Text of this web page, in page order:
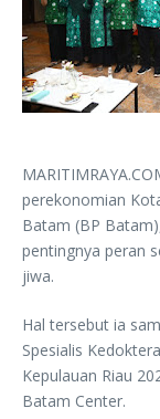
perekonomian
Batam (BP
pentingnya peran
jiwa.
Hal tersebut ia
Spesialis
Kepulauan Riau
Batam Center.